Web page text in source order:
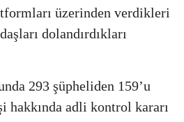
üzerinden verdikleri
dolandırdıkları
293 şüpheliden 159’u
hakkında adli kontrol kararı